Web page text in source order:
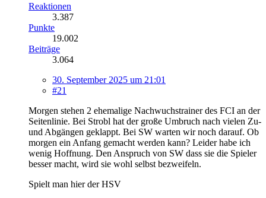
Reaktionen
3.387
Punkte
19.002
Beiträge
3.064
30. September 2025 um 21:01
#21
Morgen stehen 2 ehemalige Nachwuchstrainer des FCI an der
Seitenlinie. Bei Strobl hat der große Umbruch nach vielen Zu-
und Abgängen geklappt. Bei SW warten wir noch darauf. Ob
morgen ein Anfang gemacht werden kann? Leider habe ich
wenig Hoffnung. Den Anspruch von SW dass sie die Spieler
besser macht, wird sie wohl selbst bezweifeln.
Spielt man hier der HSV